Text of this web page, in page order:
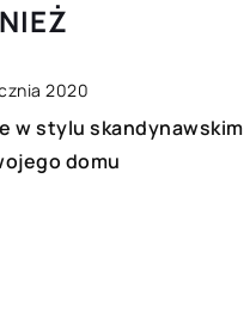
2020
w stylu skandynawskim
domu